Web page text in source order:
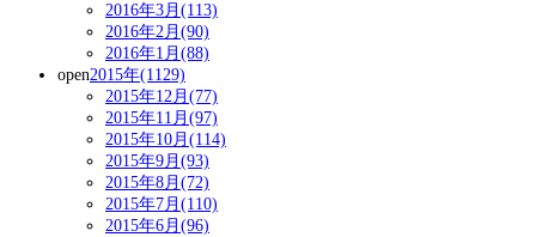
2016年3月(113)
2016年2月(90)
2016年1月(88)
open2015年(1129)
2015年12月(77)
2015年11月(97)
2015年10月(114)
2015年9月(93)
2015年8月(72)
2015年7月(110)
2015年6月(96)